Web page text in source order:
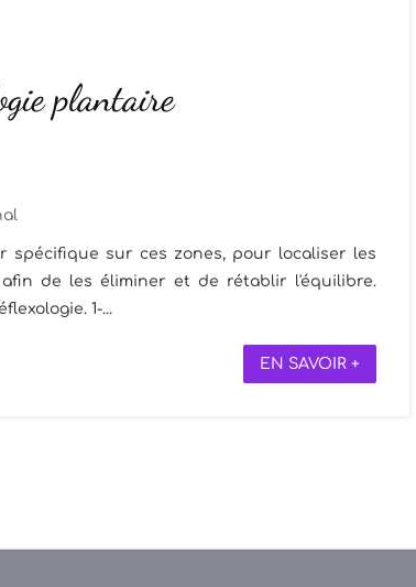
plantaire
spécifique sur ces zones, pour localiser les
de les éliminer et de rétablir l'équilibre.
1-...
EN SAVOIR +